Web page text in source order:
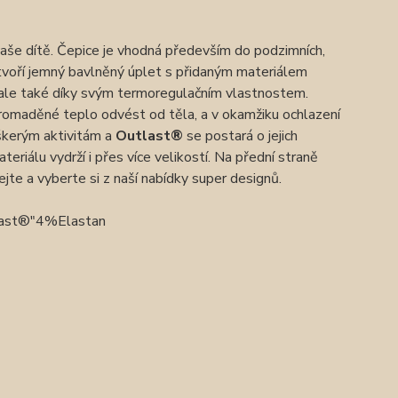
dítě. Čepice je vhodná především do podzimních,
jemný bavlněný úplet s přidaným materiálem
také díky svým termoregulačním vlastnostem.
teplo odvést od těla, a v okamžiku ochlazení
aktivitám a Outlast® se postará o jejich
vydrží i přes více velikostí. Na přední straně
a vyberte si z naší nabídky super designů.